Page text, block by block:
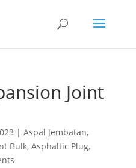
Joint
| Aspal Jembatan,
Bulk, Asphaltic Plug,